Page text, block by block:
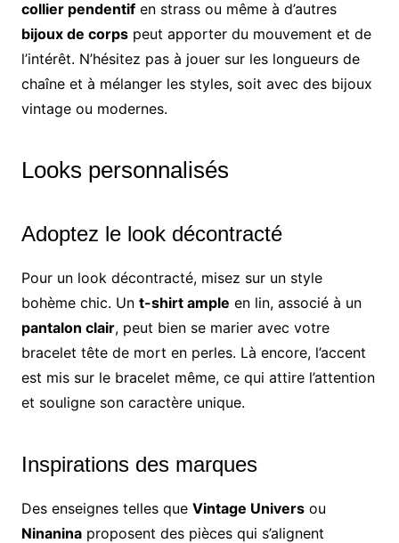
collier pendentifen strass ou même à d’autres
bijoux de corpspeut apporter du mouvement et de
l’intérêt. N’hésitez pas à jouer sur les longueurs de
chaîne et à mélanger les styles, soit avec des bijoux
vintage ou modernes.
Looks personnalisés
Adoptez le look décontracté
Pour un look décontracté, misez sur un style
bohème chic. Un t-shirt ample en lin, associé à un
pantalon clair, peut bien se marier avec votre
bracelet tête de mort en perles. Là encore, l’accent
est mis sur le bracelet même, ce qui attire l’attention
et souligne son caractère unique.
Inspirations des marques
Des enseignes telles que Vintage Universou
Ninaninaproposent des pièces qui s’alignent